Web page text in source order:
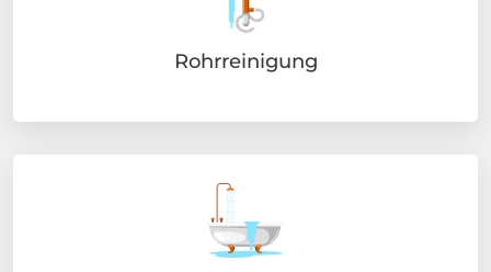
Rohrreinigung